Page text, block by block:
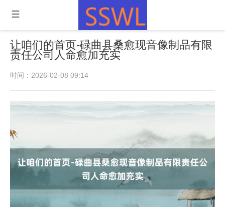
让咱们的首页-碌曲县桑愈现音像制品有限
责任公司人命愈加充实
时间：2026-02-08 09:14